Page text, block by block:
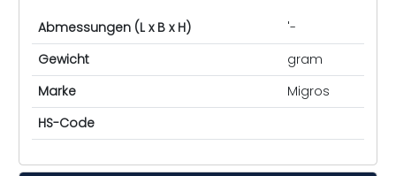
Abmessungen (L x B x H)
'-
Gewicht
gram
Marke
Migros
HS-Code